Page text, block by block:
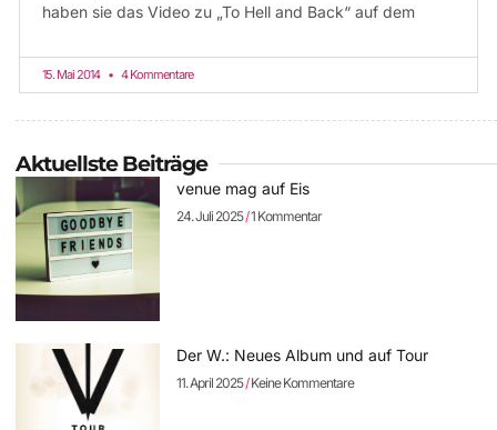
haben sie das Video zu „To Hell and Back“ auf dem
15. Mai 2014 4 Kommentare
Aktuellste Beiträge
venue mag auf Eis
24. Juli 2025 1 Kommentar
Der W.: Neues Album und auf Tour
11. April 2025 Keine Kommentare